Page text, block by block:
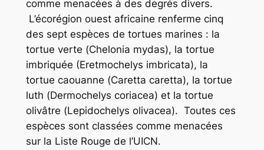
comme menacées à des degrés divers.
L’écorégion ouest africaine renferme cinq
des sept espèces de tortues marines : la
tortue verte (Chelonia mydas), la tortue
imbriquée (Eretmochelys imbricata), la
tortue caouanne (Caretta caretta), la tortue
luth (Dermochelys coriacea) et la tortue
olivâtre (Lepidochelys olivacea). Toutes ces
espèces sont classées comme menacées
sur la Liste Rouge de l’UICN.